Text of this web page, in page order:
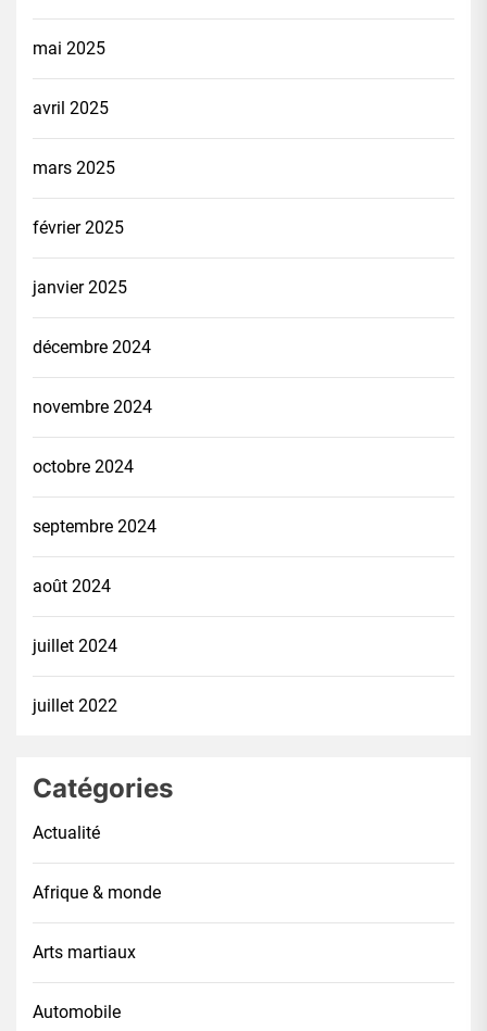
mai 2025
avril 2025
mars 2025
février 2025
janvier 2025
décembre 2024
novembre 2024
octobre 2024
septembre 2024
août 2024
juillet 2024
juillet 2022
Catégories
Actualité
Afrique & monde
Arts martiaux
Automobile